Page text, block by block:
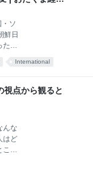
ソ
鮮日
た」
て
こ
。た
、
っ
返信
った
ター
International
視点から観ると
んな
はど
ころ
」
ゃ